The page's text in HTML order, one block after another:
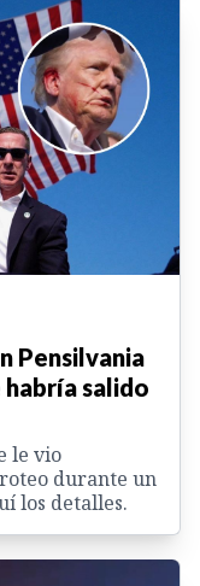
Pensilvania
salido
le vio
durante un
los detalles.